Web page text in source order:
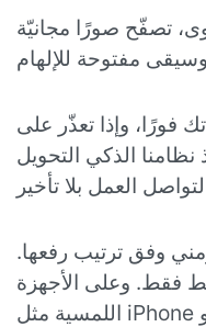
تصفّح صورًا مجانيّة
فورًا، وإذا تعذّر على
الذكي التحويل
وفق ترتيب رفعها.
فقط. وعلى الأجهزة
اللمسية مثل iPhone وAndroid اضغط، ثم امسك